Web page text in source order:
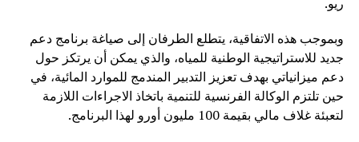
ريو.
وبموجب هذه الاتفاقية، يتطلع الطرفان إلى صياغة برنامج دعم
جديد للاستراتيجية الوطنية للمياه، والذي يمكن أن يرتكز حول
دعم ميزانياتي بهدف تعزيز التدبير المندمج للموارد المائية، في
حين تلتزم الوكالة الفرنسية للتنمية باتخاذ الاجراءات اللازمة
لتعبئة غلاف مالي بقيمة 100 مليون أورو لهذا البرنامج.